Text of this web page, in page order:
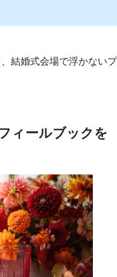
結婚式会場で浮かないプ
ィールブックを